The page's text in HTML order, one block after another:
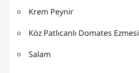
Krem Peynir
Köz Patlıcanlı Domates Ezmesi
Salam